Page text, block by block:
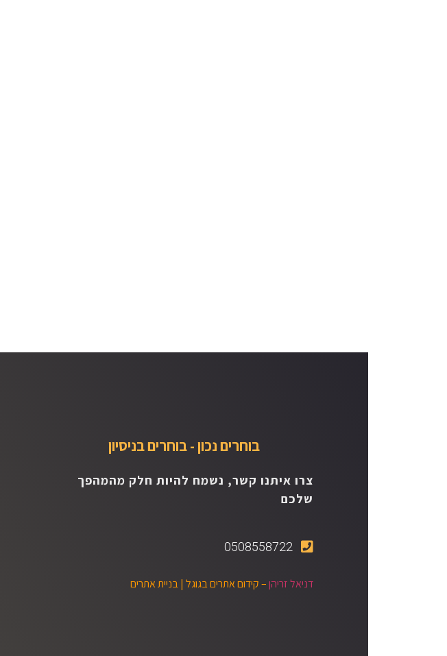
בוחרים נכון - בוחרים בניסיון
צרו איתנו קשר, נשמח להיות חלק מהמהפך
שלכם
0508558722
דניאל זריהן– קידום אתרים בגוגל |בניית אתרים